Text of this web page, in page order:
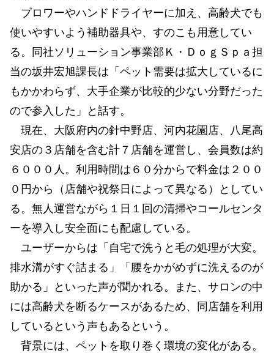
ブロワーやハンドドライヤーに加え、高齢犬でも
使いやすいよう補助器具や、すのこも用意してい
る。同社ソリューション事業部Ｋ・ＤｏｇＳｐａ担
当の坂井宏旭課長は「ペット需要は拡大しているに
もかかわらず、大手企業が比較的少ない分野だった
ので参入した」と話す。
現在、大阪府内の針中野店、河内花園店、八尾高
安店の３店舗を含む計７店舗を運営し、会員数は約
６０００人。利用時間は６０分からで料金は２００
０円から（店舗や祝祭日によって異なる）としてい
る。無人運営ながら１日１回の清掃やコールセンタ
ーを導入し安全面にも配慮している。
ユーザーからは「自宅で洗うと毛の処理が大変。
排水溝がすぐ詰まる」「腰をかがめずに洗えるのが
助かる」といった声が聞かれる。また、サロンの中
には高齢犬を断るケースがあるため、同店舗を利用
しているという声もあるという。
背景には、ペットを取り巻く環境の変化がある。